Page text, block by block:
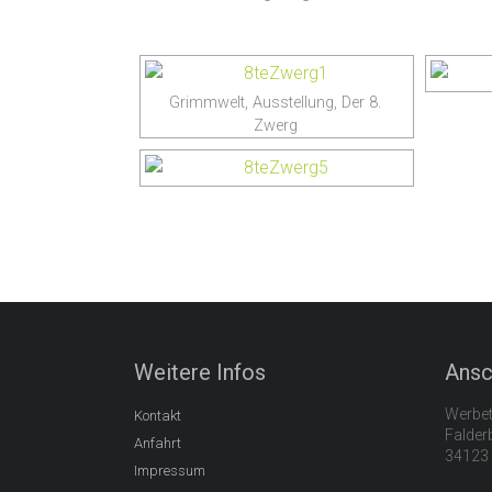
Grimmwelt, Ausstellung, Der 8.
Zwerg
Weitere Infos
Kontakt
Anfahrt
Impressum
34123